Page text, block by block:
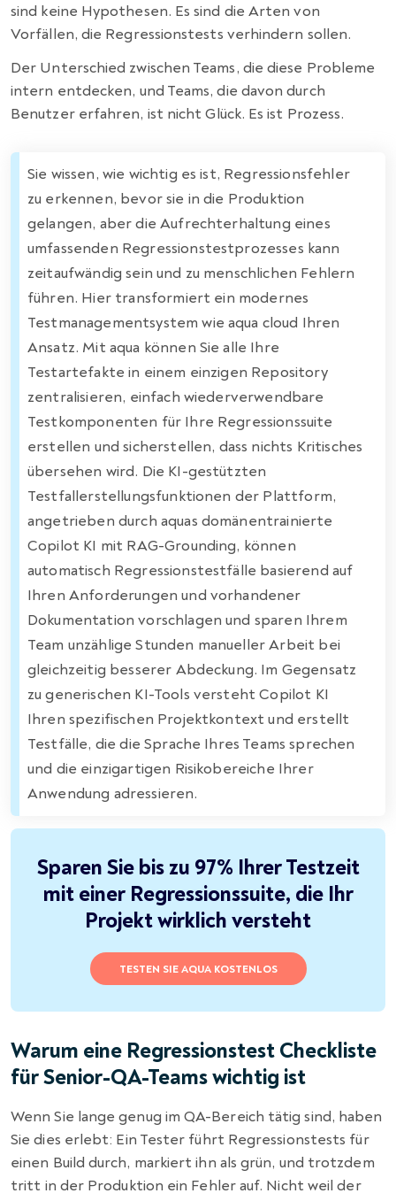
sind keine Hypothesen. Es sind die Arten von
Vorfällen, die Regressionstests verhindern sollen.
Der Unterschied zwischen Teams, die diese Probleme
intern entdecken, und Teams, die davon durch
Benutzer erfahren, ist nicht Glück. Es ist Prozess.
Sie wissen, wie wichtig es ist, Regressionsfehler
zu erkennen, bevor sie in die Produktion
gelangen, aber die Aufrechterhaltung eines
umfassenden Regressionstestprozesses kann
zeitaufwändig sein und zu menschlichen Fehlern
führen. Hier transformiert ein modernes
Testmanagementsystem wie aqua cloud Ihren
Ansatz. Mit aqua können Sie alle Ihre
Testartefakte in einem einzigen Repository
zentralisieren, einfach wiederverwendbare
Testkomponenten für Ihre Regressionssuite
erstellen und sicherstellen, dass nichts Kritisches
übersehen wird. Die KI-gestützten
Testfallerstellungsfunktionen der Plattform,
angetrieben durch aquas domänentrainierte
Copilot KI mit RAG-Grounding, können
automatisch Regressionstestfälle basierend auf
Ihren Anforderungen und vorhandener
Dokumentation vorschlagen und sparen Ihrem
Team unzählige Stunden manueller Arbeit bei
gleichzeitig besserer Abdeckung. Im Gegensatz
zu generischen KI-Tools versteht Copilot KI
Ihren spezifischen Projektkontext und erstellt
Testfälle, die die Sprache Ihres Teams sprechen
und die einzigartigen Risikobereiche Ihrer
Anwendung adressieren.
Sparen Sie bis zu 97% Ihrer Testzeit
mit einer Regressionssuite, die Ihr
Projekt wirklich versteht
TESTEN SIE AQUA KOSTENLOS
Warum eine Regressionstest Checkliste
für Senior-QA-Teams wichtig ist
Wenn Sie lange genug im QA-Bereich tätig sind, haben
Sie dies erlebt: Ein Tester führt Regressionstests für
einen Build durch, markiert ihn als grün, und trotzdem
tritt in der Produktion ein Fehler auf. Nicht weil der